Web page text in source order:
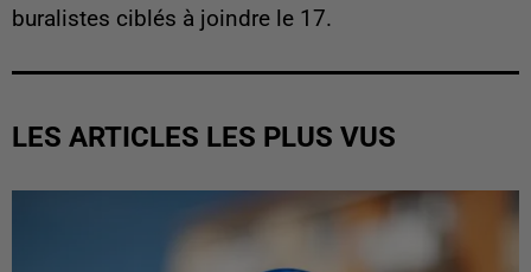
buralistes ciblés à joindre le 17.
LES ARTICLES LES PLUS VUS